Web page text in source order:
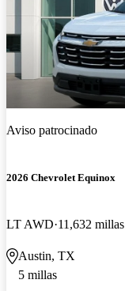
Aviso patrocinado
2026 Chevrolet Equinox
LT AWD 11,632 millas
Austin, TX
5 millas